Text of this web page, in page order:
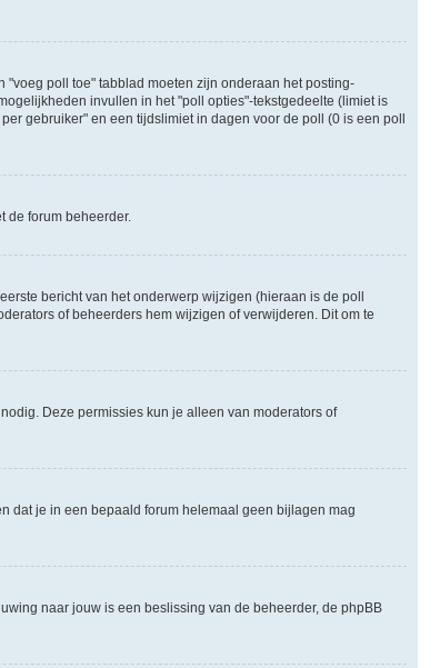
poll toe" tabblad moeten zijn onderaan het posting-
invullen in het "poll opties"-tekstgedeelte (limiet is
gebruiker" en een tijdslimiet in dagen voor de poll (0 is een poll
de forum beheerder.
bericht van het onderwerp wijzigen (hieraan is de poll
of beheerders hem wijzigen of verwijderen. Dit om te
Deze permissies kun je alleen van moderators of
dat je in een bepaald forum helemaal geen bijlagen mag
naar jouw is een beslissing van de beheerder, de phpBB